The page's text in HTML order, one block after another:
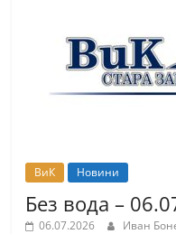
ВиК Новини
Без вода –
06.07.2026 Иван